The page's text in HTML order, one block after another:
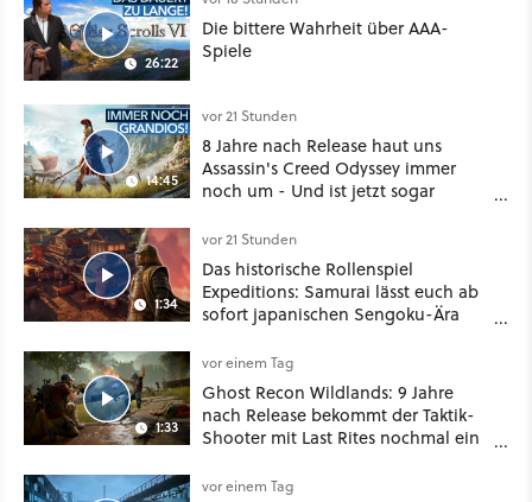
26:22
Die bittere Wahrheit über AAA-
Spiele
14:45
vor 21 Stunden
8 Jahre nach Release haut uns
Assassin's Creed Odyssey immer
noch um - Und ist jetzt sogar
1:34
vor 21 Stunden
Das historische Rollenspiel
Expeditions: Samurai lässt euch ab
sofort japanischen Sengoku-Ära
oder Diplomatie
1:33
vor einem Tag
Ghost Recon Wildlands: 9 Jahre
nach Release bekommt der Taktik-
Shooter mit Last Rites nochmal ein
vor einem Tag